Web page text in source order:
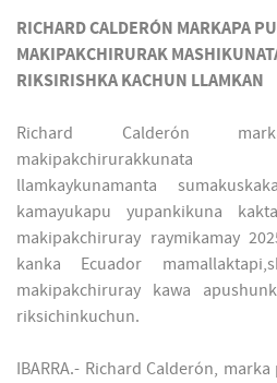
RICHARD CALDERÓN MARKAPA
MAKIPAKCHIRURAK
RIKSIRISHKA KACHUN LLAMKAN
Richard Calderón
makipakchirurakkunata
llamkaykunamanta
kamayukapu yupankikuna
makipakchiruray raymikamay
kanka Ecuador
makipakchiruray kawa
riksichinkuchun.
IBARRA.- Richard Calderón,